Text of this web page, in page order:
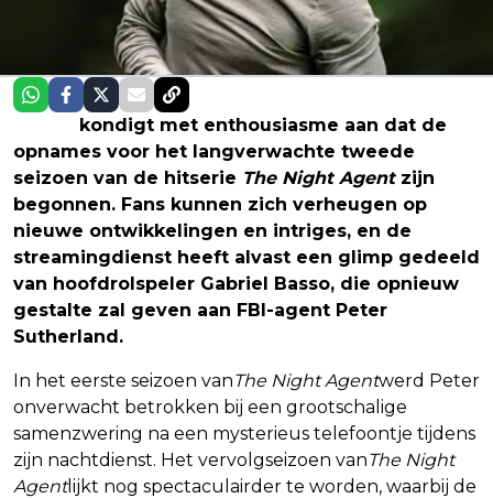
kondigt met enthousiasme aan dat de
opnames voor het langverwachte tweede
seizoen van de hitserie The Night Agentzijn
begonnen. Fans kunnen zich verheugen op
nieuwe ontwikkelingen en intriges, en de
streamingdienst heeft alvast een glimp gedeeld
van hoofdrolspeler Gabriel Basso, die opnieuw
gestalte zal geven aan FBI-agent Peter
Sutherland.
In het eerste seizoen vanThe Night Agentwerd Peter
onverwacht betrokken bij een grootschalige
samenzwering na een mysterieus telefoontje tijdens
zijn nachtdienst. Het vervolgseizoen vanThe Night
Agentlijkt nog spectaculairder te worden, waarbij de